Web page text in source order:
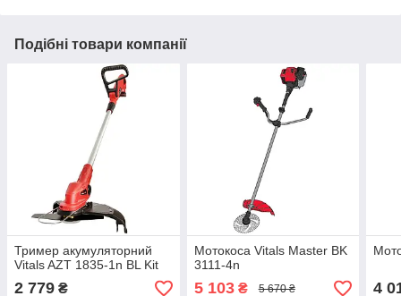
Подібні товари компанії
Тример акумуляторний
Vitals AZT 1835-1n BL Kit
2 779 ₴
Мотокоса Vitals Master BK
3111-4n
5 103₴ 5 670 ₴ 4